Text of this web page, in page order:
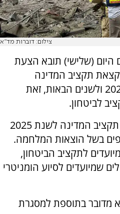
צילום: דוברות מד"א
(שלישי) תובא הצעת
תקציב המדינה
המתוכננת להמשך שנת 2025 ולשנים הבאות, זאת
לביטחון.
הממשלה תאלץ לאשר את תקציב המדינה לשנת 2025
בשל הוצאות המלחמה.
מיועדים לתקציב הביטחון,
שקלים שמיועדים לסיוע הומניטרי
מדובר בתוספת למסגרת